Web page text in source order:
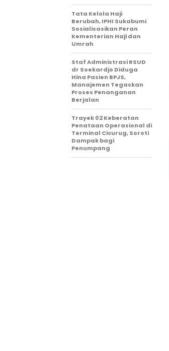
Tata Kelola Haji
Berubah, IPHI Sukabumi
Sosialisasikan Peran
Kementerian Haji dan
Umrah
Staf Administrasi RSUD
dr Soekardjo Diduga
Hina Pasien BPJS,
Manajemen Tegaskan
Proses Penanganan
Berjalan
‎Trayek 02 Keberatan
Penataan Operasional di
Terminal Cicurug, Soroti
Dampak bagi
Penumpang